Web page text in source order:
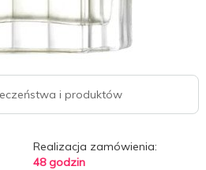
i produktów
Realizacja zamówienia:
48 godzin